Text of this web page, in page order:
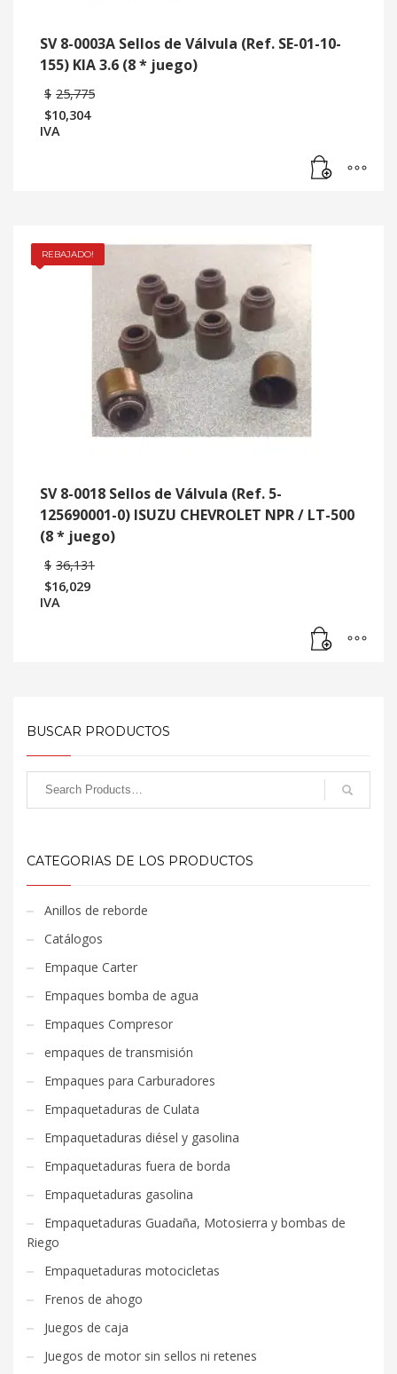
SV 8-0003A Sellos de Válvula (Ref. SE-01-10-
155) KIA 3.6 (8 * juego)
$ 25,775
$10,304
IVA
REBAJADO!
SV 8-0018 Sellos de Válvula (Ref. 5-
125690001-0) ISUZU CHEVROLET NPR / LT-500
(8 * juego)
$ 36,131
$16,029
IVA
BUSCAR PRODUCTOS
CATEGORIAS DE LOS PRODUCTOS
Anillos de reborde
Catálogos
Empaque Carter
Empaques bomba de agua
Empaques Compresor
empaques de transmisión
Empaques para Carburadores
Empaquetaduras de Culata
Empaquetaduras diésel y gasolina
Empaquetaduras fuera de borda
Empaquetaduras gasolina
Empaquetaduras Guadaña, Motosierra y bombas de
Riego
Empaquetaduras motocicletas
Frenos de ahogo
Juegos de caja
Juegos de motor sin sellos ni retenes